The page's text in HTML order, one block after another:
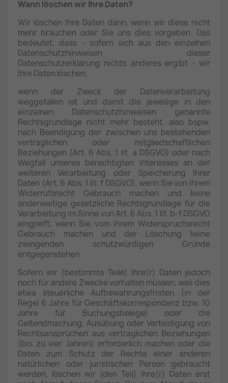
Wann löschen wir Ihre Daten?
Wir löschen Ihre Daten dann, wenn wir diese nicht
mehr brauchen oder Sie uns dies vorgeben. Das
bedeutet, dass - sofern sich aus den einzelnen
Datenschutzhinweisen dieser
Datenschutzerklärung nichts anderes ergibt - wir
Ihre Daten löschen,
wenn der Zweck der Datenverarbeitung
weggefallen ist und damit die jeweilige in den
einzelnen Datenschutzhinweisen genannte
Rechtsgrundlage nicht mehr besteht, also bspw.
nach Beendigung der zwischen uns bestehenden
vertraglichen oder mitgliedschaftlichen
Beziehungen (Art. 6 Abs. 1 lit. a DSGVO) oder nach
Wegfall unseres berechtigten Interesses an der
weiteren Verarbeitung oder Speicherung Ihrer
Daten (Art. 6 Abs. 1 lit. f DSGVO), wenn Sie von Ihrem
Widerrufsrecht Gebrauch machen und keine
anderweitige gesetzliche Rechtsgrundlage für die
Verarbeitung im Sinne von Art. 6 Abs. 1 lit. b-f DSGVO
eingreift, wenn Sie vom Ihrem Widerspruchsrecht
Gebrauch machen und der Löschung keine
zwingenden schutzwürdigen Gründe
entgegenstehen.
Sofern wir (bestimmte Teile) Ihre(r) Daten jedoch
noch für andere Zwecke vorhalten müssen, weil dies
etwa steuerliche Aufbewahrungsfristen (in der
Regel 6 Jahre für Geschäftskorrespondenz bzw. 10
Jahre für Buchungsbelege) oder die
Geltendmachung, Ausübung oder Verteidigung von
Rechtsansprüchen aus vertraglichen Beziehungen
(bis zu vier Jahren) erforderlich machen oder die
Daten zum Schutz der Rechte einer anderen
natürlichen oder juristischen Person gebraucht
werden, löschen wir (den Teil) Ihre(r) Daten erst